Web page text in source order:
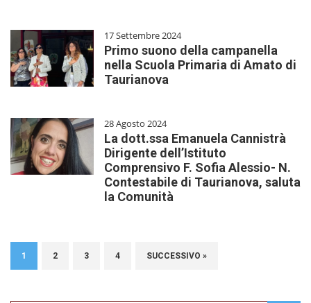
17 Settembre 2024
Primo suono della campanella
nella Scuola Primaria di Amato di
Taurianova
28 Agosto 2024
La dott.ssa Emanuela Cannistrà
Dirigente dell’Istituto
Comprensivo F. Sofia Alessio- N.
Contestabile di Taurianova, saluta
la Comunità
1 2 3 4 SUCCESSIVO »